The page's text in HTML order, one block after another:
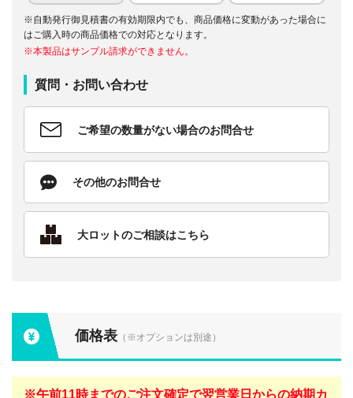
※自動発行御見積書の有効期限内でも、商品価格に変動があった場合に
はご購入時の商品価格での対応となります。
※本製品はサンプル請求ができません。
質問・お問い合わせ
ご希望の数量がない場合のお問合せ
その他のお問合せ
大ロットのご相談はこちら
価格表 （※オプションは別途）
※午前11時までのご注文確定で翌営業日からの納期カ